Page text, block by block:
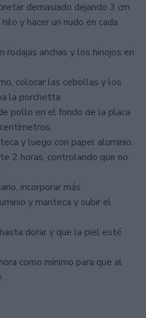
demasiado dejando 3 cm
y hacer un nudo en cada
rodajas anchas y los hinojos en
colocar las cebollas y los
la porchetta.
pollo en el fondo de la placa
y luego con papel aluminio.
2 horas, controlando que no
incorporar más.
y manteca y subir el
dorar y que la piel esté
como mínimo para que al